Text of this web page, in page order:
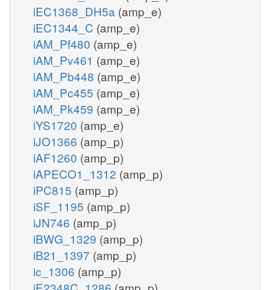
iEC1368_DH5a (amp_e)
iEC1344_C (amp_e)
iAM_Pf480 (amp_e)
iAM_Pv461 (amp_e)
iAM_Pb448 (amp_e)
iAM_Pc455 (amp_e)
iAM_Pk459 (amp_e)
iYS1720 (amp_e)
iJO1366 (amp_p)
iAF1260 (amp_p)
iAPECO1_1312 (amp_p)
iPC815 (amp_p)
iSF_1195 (amp_p)
iJN746 (amp_p)
iBWG_1329 (amp_p)
iB21_1397 (amp_p)
ic_1306 (amp_p)